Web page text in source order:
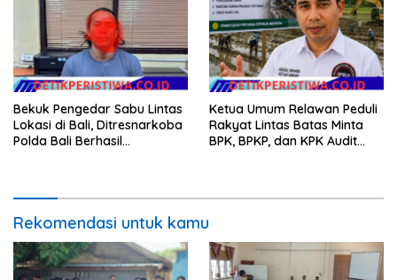
Bekuk Pengedar Sabu Lintas
Lokasi di Bali, Ditresnarkoba
Polda Bali Berhasil
Ketua Umum Relawan Peduli
Rakyat Lintas Batas Minta
BPK, BPKP, dan KPK Audit
Rekomendasi untuk kamu